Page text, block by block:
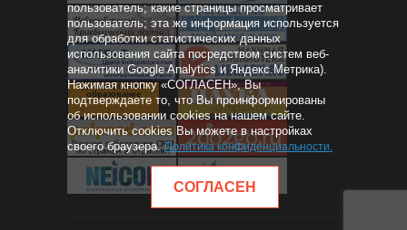
Дистанционное
образование
пользователь; какие страницы просматривает
пользователь; эта же информация используется
для обработки статистических данных
использования сайта посредством систем веб-
аналитики Google Analytics и Яндекс.Метрика).
Нажимая кнопку «СОГЛАСЕН», Вы
подтверждаете то, что Вы проинформированы
об использовании cookies на нашем сайте.
Отключить cookies Вы можете в настройках
своего браузера.Политика конфиденциальности.
СОГЛАСЕН